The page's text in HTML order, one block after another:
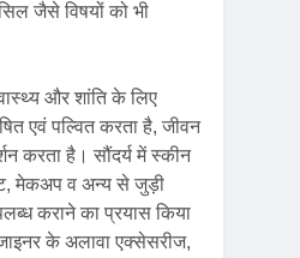
जैसे विषयों को भी
और शांति के लिए
एवं पल्वित करता है, जीवन
करता है। सौंदर्य में स्कीन
मेकअप व अन्य से जुड़ी
कराने का प्रयास किया
के अलावा एक्सेसरीज,